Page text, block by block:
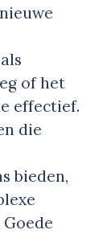
of het
effectief.
die
bieden,